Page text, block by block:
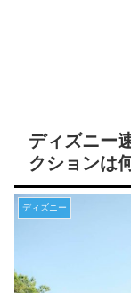
ディズニー
クションは
ディズニー